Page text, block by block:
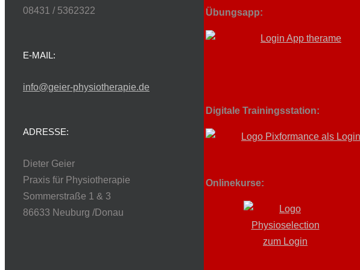
08431 / 5362322
E-MAIL:
info@geier-physiotherapie.de
ADRESSE:
Dieter Geier
Praxis für Physiotherapie
Sommerstraße 1 & 3
86633 Neuburg /Donau
Übungsapp:
Digitale Trainingsstation:
Onlinekurse: